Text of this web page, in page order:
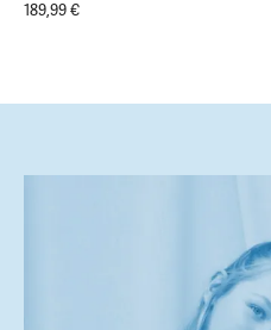
189,99 €